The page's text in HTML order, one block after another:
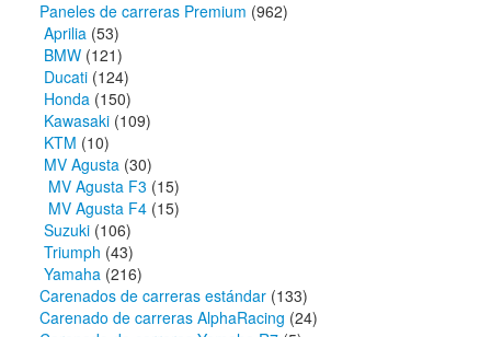
Paneles de carreras Premium (962)
Aprilia (53)
BMW (121)
Ducati (124)
Honda (150)
Kawasaki (109)
KTM (10)
MV Agusta (30)
MV Agusta F3 (15)
MV Agusta F4 (15)
Suzuki (106)
Triumph (43)
Yamaha (216)
Carenados de carreras estándar (133)
Carenado de carreras AlphaRacing (24)